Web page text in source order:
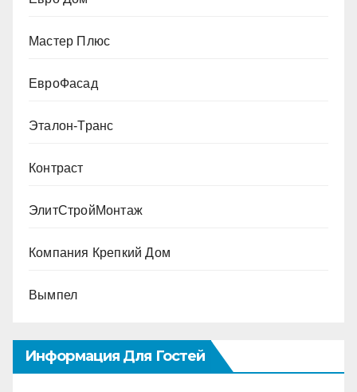
Мастер Плюс
ЕвроФасад
Эталон-Транс
Контраст
ЭлитСтройМонтаж
Компания Крепкий Дом
Вымпел
Информация Для Гостей